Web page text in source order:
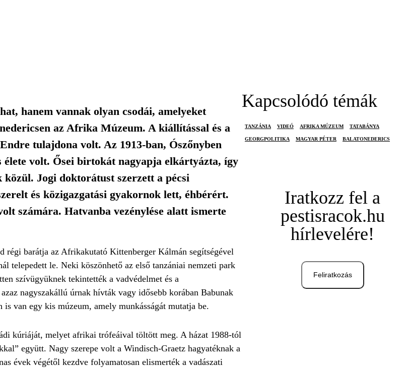
hanem vannak olyan csodái, amelyeket
az Afrika Múzeum. A kiállítással és a
tulajdona volt. Az 1913-ban, Ószőnyben
volt. Ősei birtokát nagyapja elkártyázta, így
Jogi doktorátust szerzett a pécsi
és közigazgatási gyakornok lett, éhbérért.
számára. Hatvanba vezénylése alatt ismerte
régi barátja az Afrikakutató Kittenberger Kálmán segítségével
telepedett le. Neki köszönhető az első tanzániai nemzeti park
szívügyüknek tekintették a vadvédelmet és a
nagyszakállú úrnak hívták vagy idősebb korában Babunak
is van egy kis múzeum, amely munkásságát mutatja be.
kúriáját, melyet afrikai trófeáival töltött meg. A házat 1988-tól
együtt. Nagy szerepe volt a Windisch-Graetz hagyatéknak a
évek végétől kezdve folyamatosan elismerték a vadászati
Kapcsolódó témák
TANZÁNIA VIDEÓ AFRIKA MÚZEUM TATABÁNYA
GEORGPOLITIKA MAGYAR PÉTER BALATONEDERICS
Iratkozz fel a
pestisracok.hu
hírlevelére!
Feliratkozás